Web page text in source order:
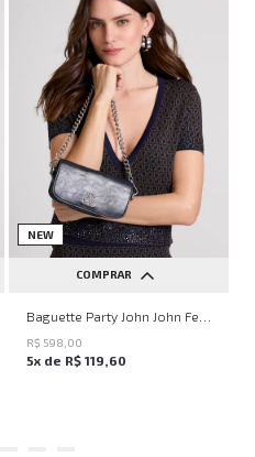
NEW
COMPRAR
UN
R$ 598 00
5x de R$ 119 60